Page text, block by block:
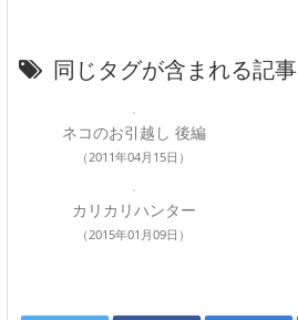
同じタグが含まれる記事
ネコのお引越し 後編
（2011年04月15日）
カリカリハンター
（2015年01月09日）